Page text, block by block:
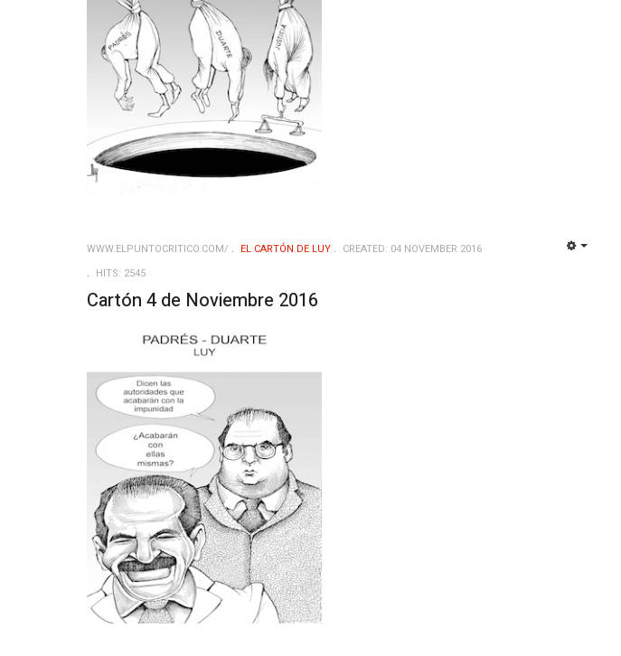
WWW.ELPUNTOCRITICO.COM/ EL CARTÓN DE LUY
CREATED: 04 NOVEMBER 2016
HITS: 2545
Cartón 4 de Noviembre 2016